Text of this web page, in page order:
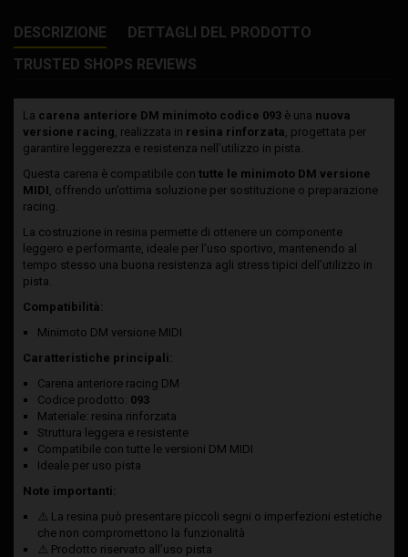
DESCRIZIONE
DETTAGLI DEL PRODOTTO
TRUSTED SHOPS REVIEWS
La carena anteriore DM minimoto codice 093 è una nuova
versione racing , realizzata in resina rinforzata , progettata per
garantire leggerezza e resistenza nell’utilizzo in pista.
Questa carena è compatibile con tutte le minimoto DM versione
MIDI , offrendo un’ottima soluzione per sostituzione o preparazione
racing.
La costruzione in resina permette di ottenere un componente
leggero e performante, ideale per l’uso sportivo, mantenendo al
tempo stesso una buona resistenza agli stress tipici dell’utilizzo in
pista.
Compatibilità:
Minimoto DM versione MIDI
Caratteristiche principali:
Carena anteriore racing DM
Codice prodotto: 093
Materiale: resina rinforzata
Struttura leggera e resistente
Compatibile con tutte le versioni DM MIDI
Ideale per uso pista
Note importanti:
⚠️ La resina può presentare piccoli segni o imperfezioni estetiche
che non compromettono la funzionalità
⚠️ Prodotto riservato all’uso pista